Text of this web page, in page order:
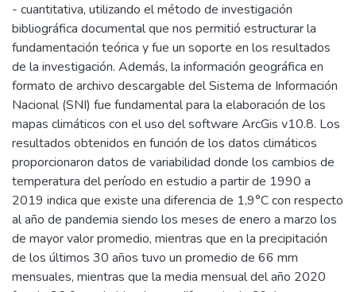
- cuantitativa, utilizando el método de investigación
bibliográfica documental que nos permitió estructurar la
fundamentación teórica y fue un soporte en los resultados
de la investigación. Además, la información geográfica en
formato de archivo descargable del Sistema de Información
Nacional (SNI) fue fundamental para la elaboración de los
mapas climáticos con el uso del software ArcGis v10.8. Los
resultados obtenidos en función de los datos climáticos
proporcionaron datos de variabilidad donde los cambios de
temperatura del período en estudio a partir de 1990 a
2019 indica que existe una diferencia de 1,9°C con respecto
al año de pandemia siendo los meses de enero a marzo los
de mayor valor promedio, mientras que en la precipitación
de los últimos 30 años tuvo un promedio de 66 mm
mensuales, mientras que la media mensual del año 2020